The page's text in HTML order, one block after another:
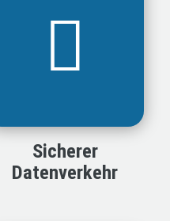
Sicherer
Datenverkehr